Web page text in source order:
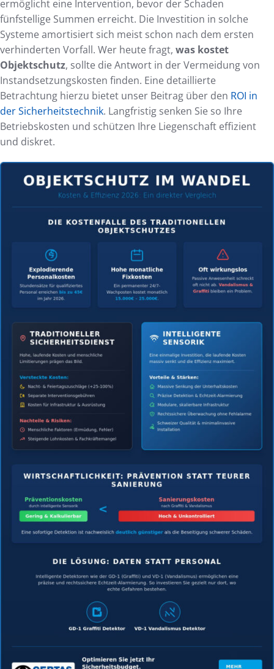
ermöglicht eine Intervention, bevor der Schaden
fünfstellige Summen erreicht. Die Investition in solche
Systeme amortisiert sich meist schon nach dem ersten
verhinderten Vorfall. Wer heute fragt, was kostet
Objektschutz, sollte die Antwort in der Vermeidung von
Instandsetzungskosten finden. Eine detaillierte
Betrachtung hierzu bietet unser Beitrag über den ROI in
der Sicherheitstechnik. Langfristig senken Sie so Ihre
Betriebskosten und schützen Ihre Liegenschaft effizient
und diskret.